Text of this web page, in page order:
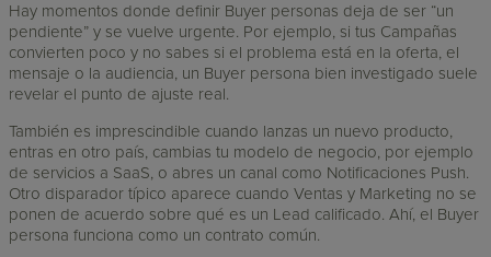
Hay momentos donde definir Buyer personas deja de ser “un
pendiente” y se vuelve urgente. Por ejemplo, si tus Campañas
convierten poco y no sabes si el problema está en la oferta, el
mensaje o la audiencia, un Buyer persona bien investigado suele
revelar el punto de ajuste real.
También es imprescindible cuando lanzas un nuevo producto,
entras en otro país, cambias tu modelo de negocio, por ejemplo
de servicios a SaaS, o abres un canal como Notificaciones Push.
Otro disparador típico aparece cuando Ventas y Marketing no se
ponen de acuerdo sobre qué es un Lead calificado. Ahí, el Buyer
persona funciona como un contrato común.